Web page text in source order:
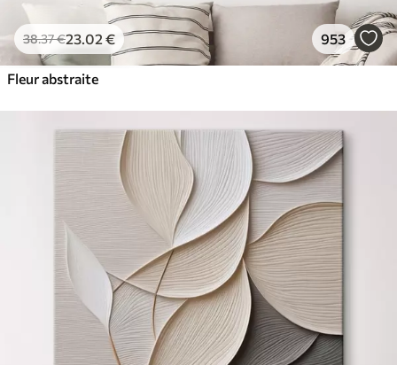
38.37€23.02 € 953
Fleur abstraite